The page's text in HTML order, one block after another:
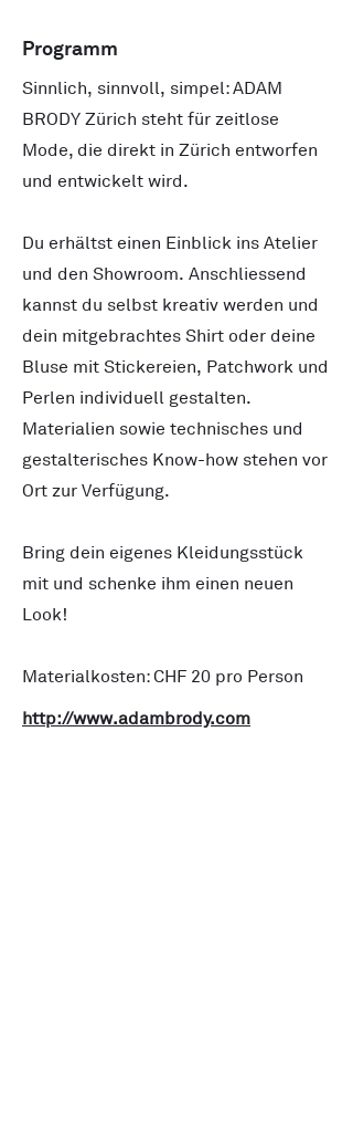
Programm
Sinnlich, sinnvoll, simpel: ADAM
BRODY Zürich steht für zeitlose
Mode, die direkt in Zürich entworfen
und entwickelt wird.
Du erhältst einen Einblick ins Atelier
und den Showroom. Anschliessend
kannst du selbst kreativ werden und
dein mitgebrachtes Shirt oder deine
Bluse mit Stickereien, Patchwork und
Perlen individuell gestalten.
Materialien sowie technisches und
gestalterisches Know-how stehen vor
Ort zur Verfügung.
Bring dein eigenes Kleidungsstück
mit und schenke ihm einen neuen
Look!
Materialkosten: CHF 20 pro Person
http://www.adambrody.com